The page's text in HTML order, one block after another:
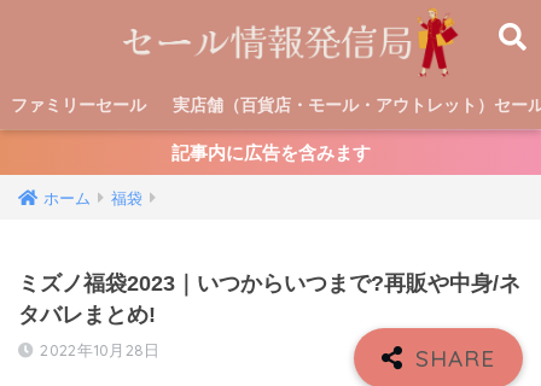
ファミリーセール 実店舗（百貨店・モール・アウトレット）セー
記事内に広告を含みます
ホーム 福袋
ミズノ福袋2023｜いつからいつまで?再販や中身/ネ
タバレまとめ!
2022年10月28日